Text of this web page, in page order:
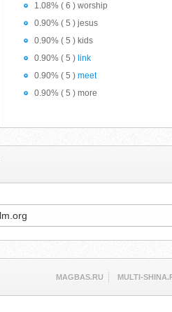
1.08% ( 6 ) worship
0.90% ( 5 ) jesus
0.90% ( 5 ) kids
0.90% ( 5 ) link
0.90% ( 5 ) meet
0.90% ( 5 ) more
MAGBAS.RU MULTI-